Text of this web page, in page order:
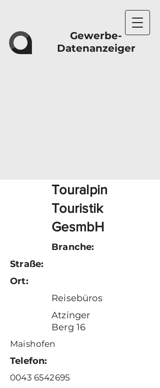
Gewerbe-
Datenanzeiger
Touralpin
Touristik
GesmbH
Branche:
Straße:
Ort:
Reisebüros
Atzinger
Berg 16
Maishofen
Telefon:
0043 6542695